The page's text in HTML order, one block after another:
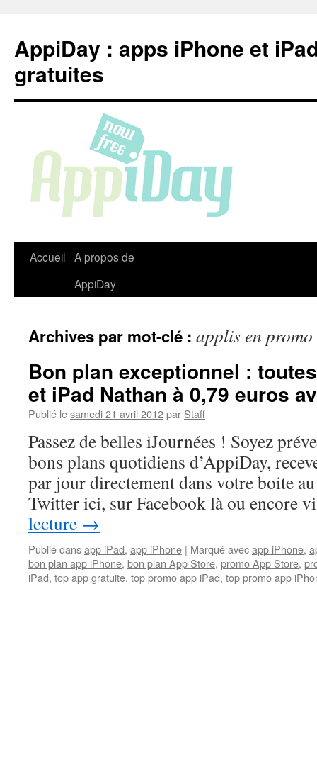
contenu
AppiDay : apps iPhone et
gratuites
Accueil A propos de
AppiDay
Archives par mot-clé : applis en promo
Bon plan exceptionnel :
et iPad Nathan à 0,79 euros
Publié lesamedi 21 avril 2012par Staff
Passez de belles iJournées ! Soyez
bons plans quotidiens d’AppiDay,
par jour directement dans votre boite
Twitter ici, sur Facebook là ou encore
lecture →
Publié dansapp iPad, app iPhone | Marqué avecapp iPhone,
bon plan app iPhone, bon plan App Store, promo App Store,
iPad, top app gratuite, top promo app iPad, top promo app